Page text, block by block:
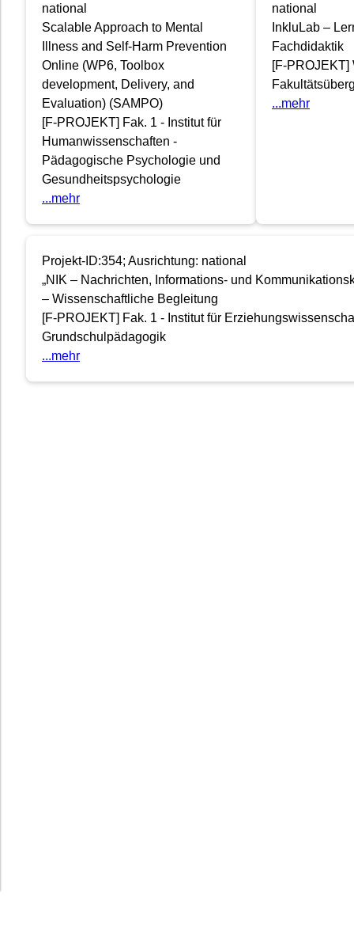
national
Scalable Approach to Mental
Illness and Self-Harm Prevention
Online (WP6, Toolbox
development, Delivery, and
Evaluation) (SAMPO)
[F-PROJEKT] Fak. 1 - Institut für
Humanwissenschaften -
Pädagogische Psychologie und
Gesundheitspsychologie
...mehr
national
InkluLab –
Fachdidaktik
[F-PROJEKT]
...mehr
Projekt-ID:354; Ausrichtung: national
„NIK – Nachrichten, Informations- und
– Wissenschaftliche Begleitung
[F-PROJEKT] Fak. 1 - Institut für
Grundschulpädagogik
...mehr